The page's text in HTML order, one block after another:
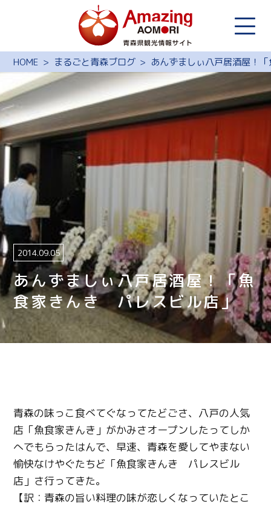
HOME まるごと青森ブログ あんずましぃ八戸居酒屋！
あんずましぃ八戸居酒屋！「魚
食家きんき パレスビル店」
2014.09.05
青森の味っこ食べてぐなってたどごさ、八戸の人気
店「魚食家きんき」がかみさオープンしたってしか
へでもらったはんで、早速、青森を愛してやまない
愉快なけやぐたちど「魚食家きんき パレスビル
店」さ行ってきた。
【訳：青森の旨い料理の味が恋しくなっていたとこ